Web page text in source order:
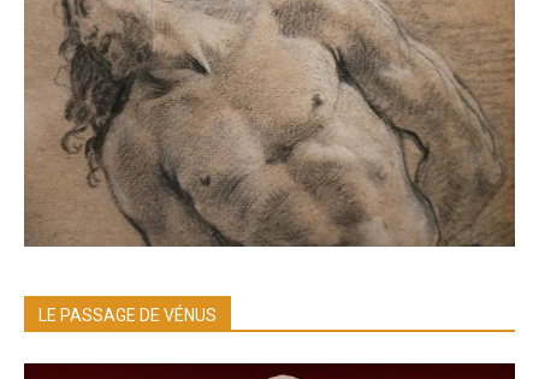
LE PASSAGE DE VÉNUS